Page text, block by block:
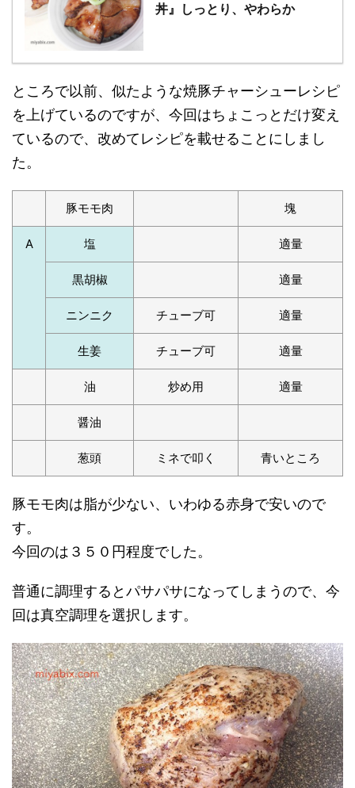
丼』しっとり、やわらか
ところで以前、似たような焼豚チャーシューレシピ
を上げているのですが、今回はちょこっとだけ変え
ているので、改めてレシピを載せることにしまし
た。
豚モモ肉 塊
A 塩 適量
黒胡椒 適量
ニンニク チューブ可 適量
生姜 チューブ可 適量
油 炒め用 適量
醤油
葱頭 ミネで叩く 青いところ
豚モモ肉は脂が少ない、いわゆる赤身で安いので
す。
今回のは３５０円程度でした。
普通に調理するとパサパサになってしまうので、今
回は真空調理を選択します。